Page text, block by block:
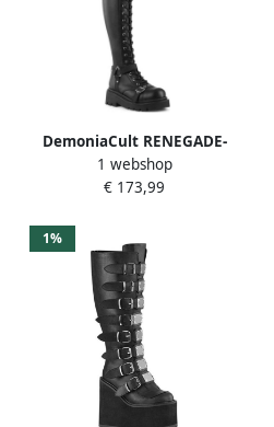
DemoniaCult RENEGADE-
320 Plateau overknee
Laarzen 37 Shoes Zwart
1 webshop
€ 173,99
1%